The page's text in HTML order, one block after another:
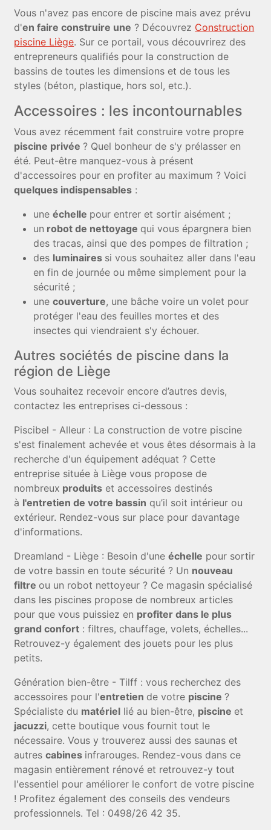
Vous n'avez pas encore de piscine mais avez prévu
d'en faire construire une ? Découvrez Construction
piscine Liège. Sur ce portail, vous découvrirez des
entrepreneurs qualifiés pour la construction de
bassins de toutes les dimensions et de tous les
styles (béton, plastique, hors sol, etc.).
Accessoires : les incontournables
Vous avez récemment fait construire votre propre
piscine privée? Quel bonheur de s'y prélasser en
été. Peut-être manquez-vous à présent
d'accessoires pour en profiter au maximum ? Voici
quelques indispensables :
uneéchelle pour entrer et sortir aisément ;
un robot de nettoyage qui vous épargnera bien
des tracas, ainsi que des pompes de filtration ;
des luminaires si vous souhaitez aller dans l'eau
en fin de journée ou même simplement pour la
sécurité ;
unecouverture, une bâche voire un volet pour
protéger l'eau des feuilles mortes et des
insectes qui viendraient s'y échouer.
Autres sociétés de piscine dans la
région de Liège
Vous souhaitez recevoir encore d’autres devis,
contactez les entreprises ci-dessous :
Piscibel - Alleur : La construction de votre piscine
s'est finalement achevée et vous êtes désormais à la
recherche d'un équipement adéquat ? Cette
entreprise située à Liège vous propose de
nombreux produits et accessoires destinés
à l'entretien de votre bassin qu’il soit intérieur ou
extérieur. Rendez-vous sur place pour davantage
d'informations.
Dreamland - Liège : Besoin d'uneéchelle pour sortir
de votre bassin en toute sécurité ? Un nouveau
filtre ou un robot nettoyeur ? Ce magasin spécialisé
dans les piscines propose de nombreux articles
pour que vous puissiez en profiter dans le plus
grand confort : filtres, chauffage, volets, échelles...
Retrouvez-y également des jouets pour les plus
petits.
Génération bien-être - Tilff : vous recherchez des
accessoires pour l'entretien de votre piscine?
Spécialiste du matériel lié au bien-être, piscine et
jacuzzi, cette boutique vous fournit tout le
nécessaire. Vous y trouverez aussi des saunas et
autrescabines infrarouges. Rendez-vous dans ce
magasin entièrement rénové et retrouvez-y tout
l'essentiel pour améliorer le confort de votre piscine
! Profitez également des conseils des vendeurs
professionnels. Tel : 0498/26 42 35.